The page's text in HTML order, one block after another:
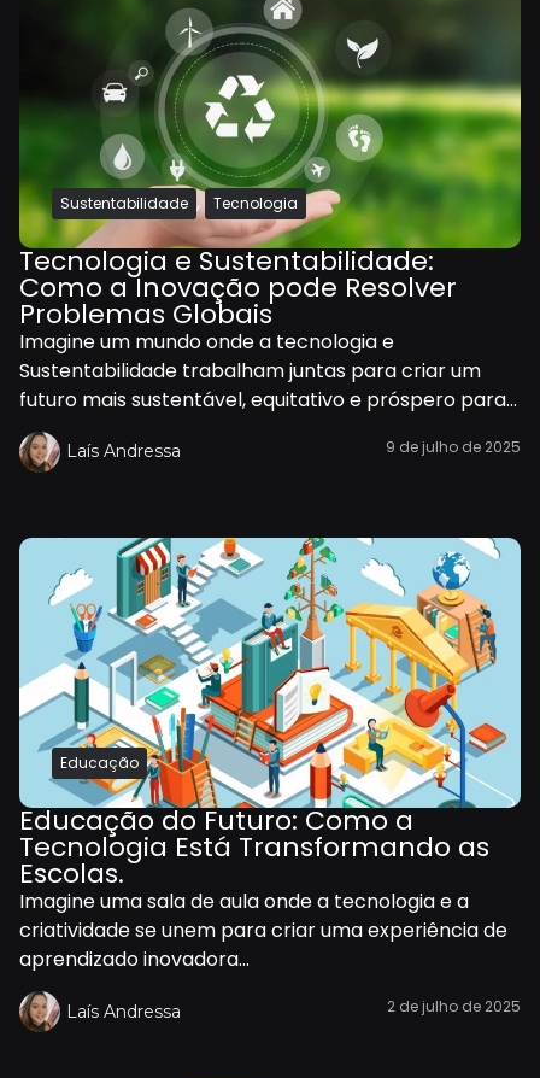
Sustentabilidade , Tecnologia
Tecnologia e Sustentabilidade:
Como a Inovação pode Resolver
Problemas Globais
Imagine um mundo onde a tecnologia e
Sustentabilidade trabalham juntas para criar um
futuro mais sustentável, equitativo e próspero para...
Laís Andressa 9 de julho de 2025
Educação
Educação do Futuro: Como a
Tecnologia Está Transformando as
Escolas.
Imagine uma sala de aula onde a tecnologia e a
criatividade se unem para criar uma experiência de
aprendizado inovadora...
Laís Andressa 2 de julho de 2025